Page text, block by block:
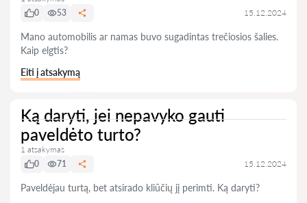
0
53 15.12.2024
Mano automobilis ar namas buvo sugadintas trečiosios šalies.
Kaip elgtis?
Eiti į atsakymą
Ką daryti, jei nepavyko gauti
paveldėto turto?
1 atsakymas
0
71 15.12.2024
Paveldėjau turtą, bet atsirado kliūčių jį perimti. Ką daryti?